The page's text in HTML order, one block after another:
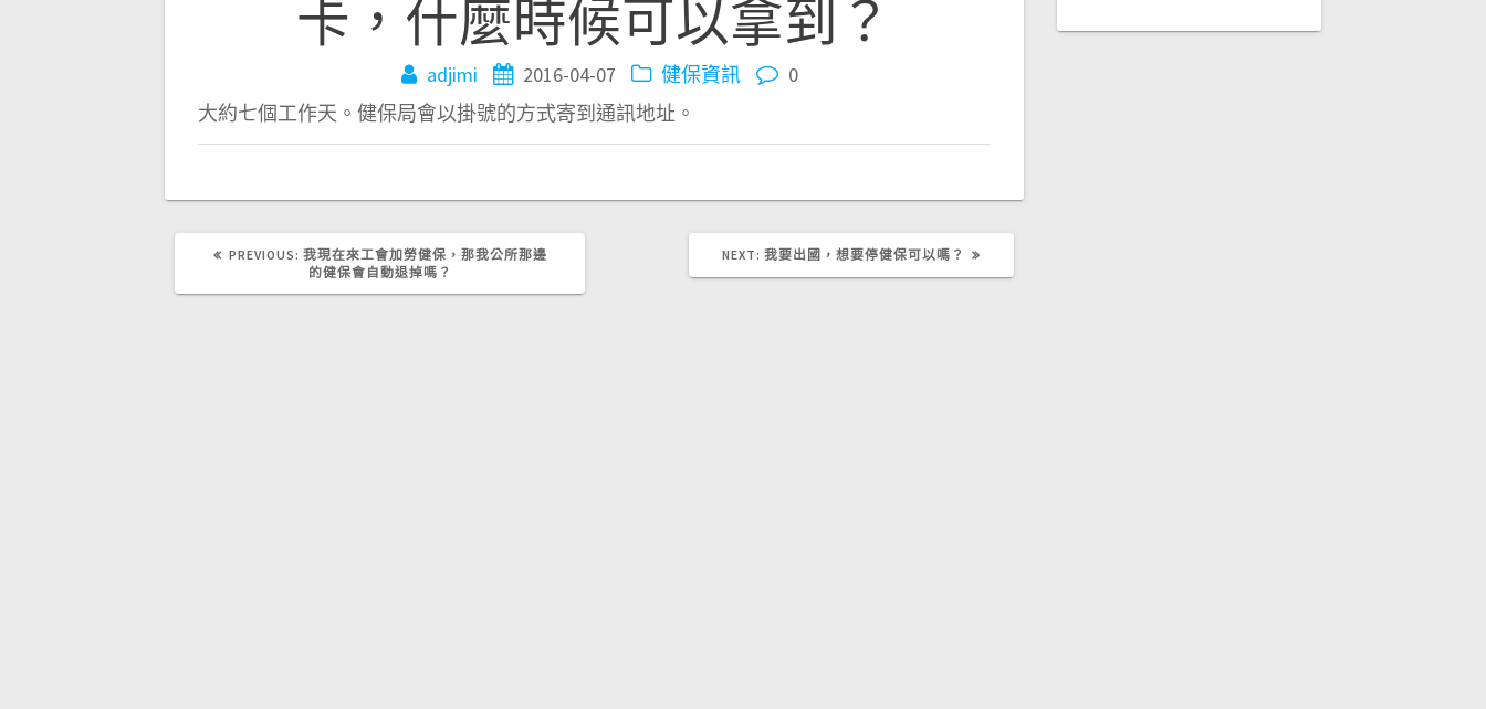
卡，什麼時候可以拿到？
adjimi 2016-04-07 健保資訊
0
大約七個工作天。健保局會以掛號的方式寄到通訊地址。
覽
PREVIOUS: PREVIOUS
POST:
我現在來工會加勞健保，那我公所那邊
的健保會自動退掉嗎？
NEXT: NEXT
我要出國，想要停健保可以嗎？